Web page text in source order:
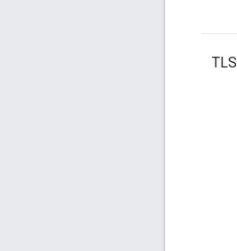
כדי לשלוט בשימוש ב-TLS